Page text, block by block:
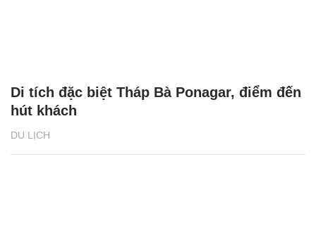
DU LỊCH
Di tích đặc biệt Tháp Bà Ponagar, điểm đến
hút khách